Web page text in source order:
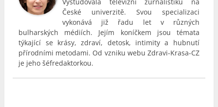
České univerzitě. Svou specializaci
vykonává již řadu let v různých
bulharských médiích. Jejím koníčkem jsou témata
týkající se krásy, zdraví, detosk, intimity a hubnutí
přírodními metodami. Od vzniku webu Zdravi-Krasa-CZ
je jeho šéfredaktorkou.